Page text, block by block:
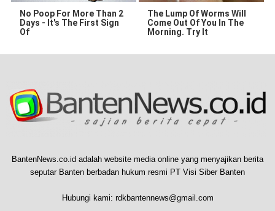
No Poop For More Than 2
Days - It's The First Sign
Of
The Lump Of Worms Will
Come Out Of You In The
Morning. Try It
BantenNews.co.id adalah website media online yang menyajikan berita
seputar Banten berbadan hukum resmi PT Visi Siber Banten
Hubungi kami: rdkbantennews@gmail.com